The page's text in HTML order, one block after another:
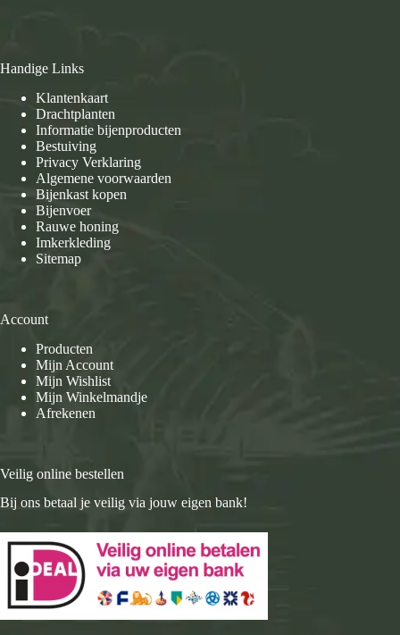
Handige Links
Klantenkaart
Drachtplanten
Informatie bijenproducten
Bestuiving
Privacy Verklaring
Algemene voorwaarden
Bijenkast kopen
Bijenvoer
Rauwe honing
Imkerkleding
Sitemap
Account
Producten
Mijn Account
Mijn Wishlist
Mijn Winkelmandje
Afrekenen
Veilig online bestellen
Bij ons betaal je veilig via jouw eigen bank!